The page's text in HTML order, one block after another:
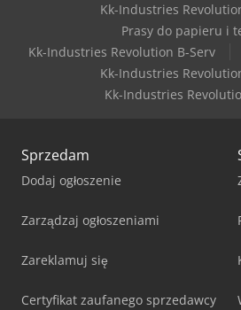
Kk-Industries
Prasy do papieru i
Kk-Industries Revolution B-Serv
Kk-Industries
Kk-Industries
Sprzedam
Dodaj ogłoszenie
Zarządzaj ogłoszeniami
Zareklamuj się
Certyfikat zaufanego sprzedawcy